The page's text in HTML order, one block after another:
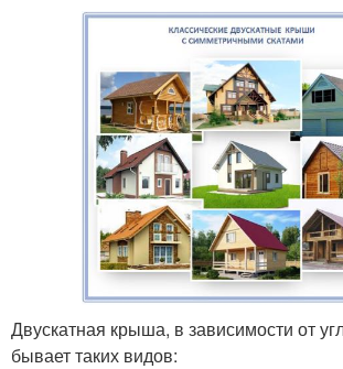
Двускатная крыша, в зависимости от
бывает таких видов: